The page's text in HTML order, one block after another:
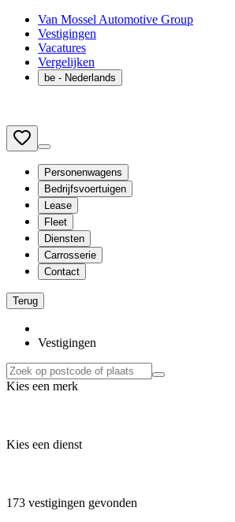
Van Mossel Automotive Group
Vestigingen
Vacatures
Vergelijken
be - Nederlands
Personenwagens
Bedrijfsvoertuigen
Lease
Fleet
Diensten
Carrosserie
Contact
Terug
Vestigingen
Kies een merk
Kies een dienst
173 vestigingen gevonden